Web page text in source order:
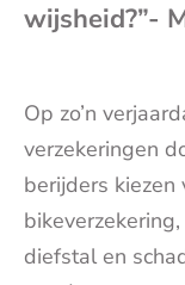
wijsheid?”-
Op zo’n
verzekeringen
berijders
diefstal en